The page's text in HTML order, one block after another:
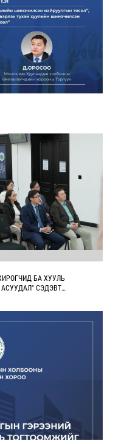
БА ХУУЛЬ
СЭДЭВТ